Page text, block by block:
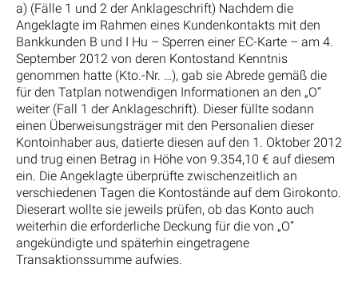
a) (Fälle 1 und 2 der Anklageschrift) Nachdem die
Angeklagte im Rahmen eines Kundenkontakts mit den
Bankkunden B und I Hu – Sperren einer EC-Karte – am 4.
September 2012 von deren Kontostand Kenntnis
genommen hatte (Kto.-Nr. …), gab sie Abrede gemäß die
für den Tatplan notwendigen Informationen an den „O“
weiter (Fall 1 der Anklageschrift). Dieser füllte sodann
einen Überweisungsträger mit den Personalien dieser
Kontoinhaber aus, datierte diesen auf den 1. Oktober 2012
und trug einen Betrag in Höhe von 9.354,10 € auf diesem
ein. Die Angeklagte überprüfte zwischenzeitlich an
verschiedenen Tagen die Kontostände auf dem Girokonto.
Dieserart wollte sie jeweils prüfen, ob das Konto auch
weiterhin die erforderliche Deckung für die von „O“
angekündigte und späterhin eingetragene
Transaktionssumme aufwies.